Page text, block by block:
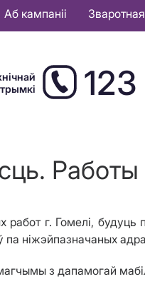
Аб кампаніі
123
Работы
г. Гомелі,
па ніжэйпазначаных
з дапамогай